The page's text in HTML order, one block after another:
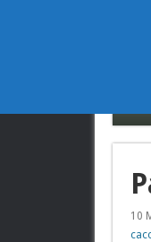
Il
10